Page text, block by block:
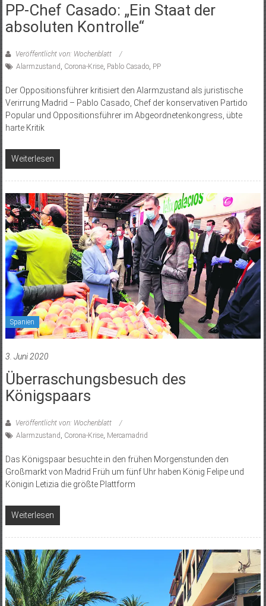
PP-Chef Casado: „Ein Staat der
absoluten Kontrolle“
Veröffentlicht von: Wochenblatt
Alarmzustand
Corona-Krise, Pablo Casado, PP
Der Oppositionsführer kritisiert den Alarmzustand als juristische
Verirrung Madrid – Pablo Casado, Chef der konservativen Partido
Popular und Oppositionsführer im Abgeordnetenkongress, übte
harte Kritik
Weiterlesen
Spanien
3. Juni 2020
Überraschungsbesuch des
Königspaars
Veröffentlicht von: Wochenblatt
Alarmzustand , Corona-Krise, Mercamadrid
Das Königspaar besuchte in den frühen Morgenstunden den
Großmarkt von Madrid Früh um fünf Uhr haben König Felipe und
Königin Letizia die größte Plattform
Weiterlesen